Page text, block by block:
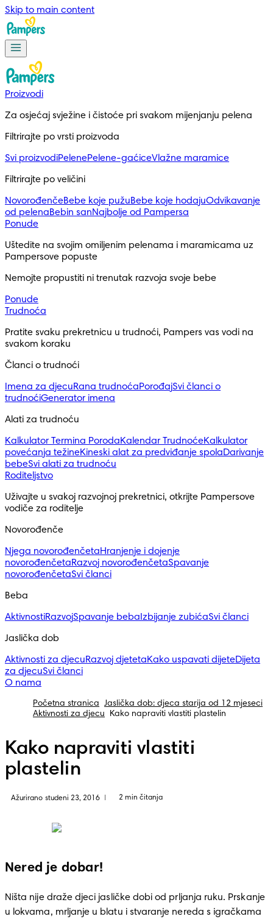
Skip to main content
Proizvodi
Za osjećaj svježine i čistoće pri svakom mijenjanju pelena
Filtrirajte po vrsti proizvoda
Svi proizvodiPelenePelene-gaćiceVlažne maramice
Filtrirajte po veličini
NovorođenčeBebe koje pužuBebe koje hodajuOdvikavanje
od pelenaBebin sanNajbolje od Pampersa
Ponude
Uštedite na svojim omiljenim pelenama i maramicama uz
Pampersove popuste
Nemojte propustiti ni trenutak razvoja svoje bebe
Ponude
Trudnoća
Pratite svaku prekretnicu u trudnoći, Pampers vas vodi na
svakom koraku
Članci o trudnoći
Imena za djecuRana trudnoćaPorođajSvi članci o
trudnoćiGenerator imena
Alati za trudnoću
Kalkulator Termina PorodaKalendar TrudnoćeKalkulator
povećanja težineKineski alat za predviđanje spolaDarivanje
bebeSvi alati za trudnoću
Roditeljstvo
Uživajte u svakoj razvojnoj prekretnici, otkrijte Pampersove
vodiče za roditelje
Novorođenče
Njega novorođenčetaHranjenje i dojenje
novorođenčetaRazvoj novorođenčetaSpavanje
novorođenčetaSvi članci
Beba
AktivnostiRazvojSpavanje beba Izbijanje zubićaSvi članci
Jaslička dob
Aktivnosti za djecuRazvoj djetetaKako uspavati dijeteDijeta
za djecuSvi članci
O nama
Početna stranica
Jaslička dob: djeca starija od 12 mjeseci
Aktivnosti za djecu
Kako napraviti vlastiti plastelin
Kako napraviti vlastiti
plastelin
Ažurirano studeni 23, 2016 2 min čitanja
Nered je dobar!
Ništa nije draže djeci jasličke dobi od prljanja ruku. Prskanje
u lokvama, mrljanje u blatu i stvaranje nereda s igračkama